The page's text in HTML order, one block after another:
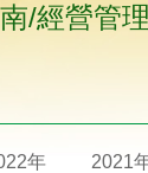
年 2021
/經營管